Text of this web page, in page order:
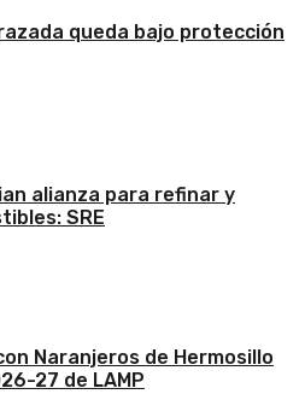
queda bajo protección
alianza para refinar y
SRE
Naranjeros de Hermosillo
27 de LAMP